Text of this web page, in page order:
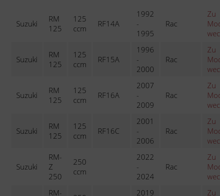
Suzuki
RM
125
125
ccm
RF14A
1992
-
1995
Rac
Zu
Suzuki
RM
125
125
ccm
RF15A
1996
-
2000
Rac
Zu
Suzuki
RM
125
125
ccm
RF16A
2007
-
2009
Rac
Zu
Suzuki
RM
125
125
ccm
RF16C
2001
-
2006
Rac
Zu
Suzuki
RM-
Z
250
250
ccm
2022
-
2024
Rac
Zu
RM-
2019
Zu